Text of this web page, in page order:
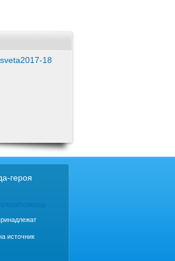
sveta2017-18
героя
источник